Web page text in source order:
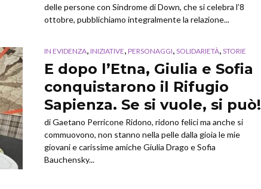
delle persone con Sindrome di Down, che si celebra l’8
ottobre, pubblichiamo integralmente la relazione...
IN EVIDENZA INIZIATIVE PERSONAGGI SOLIDARIETÀ STORIE
E dopo l’Etna, Giulia e Sofia
conquistarono il Rifugio
Sapienza. Se si vuole, si può!
di Gaetano Perricone Ridono, ridono felici ma anche si
commuovono, non stanno nella pelle dalla gioia le mie
giovani e carissime amiche Giulia Drago e Sofia
Bauchensky...